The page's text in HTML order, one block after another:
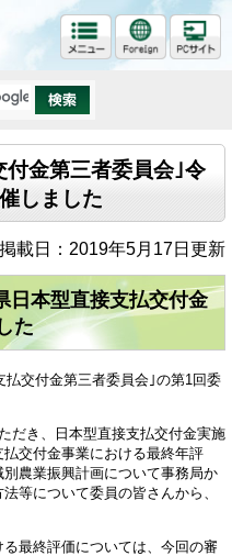
付金第三者委員会｣令
しました
載日：2019年5月17日更新
本型直接支払交付金
た
交付金第三者委員会｣の第1回委
だき、日本型直接支払交付金実施
交付金事業における最終年評
農業振興計画について事務局か
等について委員の皆さんから、
最終評価については、今回の審